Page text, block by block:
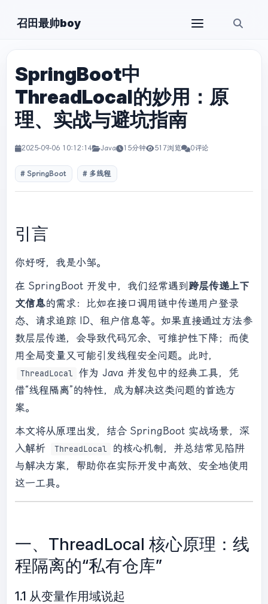
召田最帅boy
SpringBoot中
ThreadLocal的妙用：原
理、实战与避坑指南
2025-09-06 10:12:14 Java 15分钟 517浏览 0评论
SpringBoot 多线程
引言
你好呀，我是小邹。
在 SpringBoot 开发中，我们经常遇到 跨层传递上下
文信息的需求：比如在接口调用链中传递用户登录
态、请求追踪 ID、租户信息等。如果直接通过方法参
数层层传递，会导致代码冗余、可维护性下降；而使
用全局变量又可能引发线程安全问题。此时，
ThreadLocal 作为 Java 并发包中的经典工具，凭
借“线程隔离”的特性，成为解决这类问题的首选方
案。
本文将从原理出发，结合 SpringBoot 实战场景，深
入解析
ThreadLocal
的核心机制，并总结常见陷阱
与解决方案，帮助你在实际开发中高效、安全地使用
这一工具。
一、ThreadLocal 核心原理：线
程隔离的“私有仓库”
1.1 从变量作用域说起